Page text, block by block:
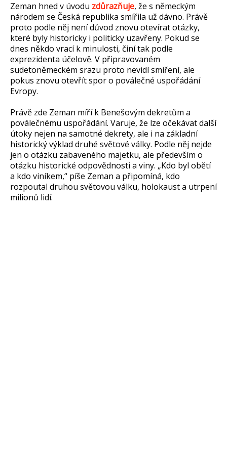
Zeman hned v úvodu zdůrazňuje, že s německým
národem se Česká republika smířila už dávno. Právě
proto podle něj není důvod znovu otevírat otázky,
které byly historicky i politicky uzavřeny. Pokud se
dnes někdo vrací k minulosti, činí tak podle
exprezidenta účelově. V připravovaném
sudetoněmeckém srazu proto nevidí smíření, ale
pokus znovu otevřít spor o poválečné uspořádání
Evropy.
Právě zde Zeman míří k Benešovým dekretům a
poválečnému uspořádání. Varuje, že lze očekávat další
útoky nejen na samotné dekrety, ale i na základní
historický výklad druhé světové války. Podle něj nejde
jen o otázku zabaveného majetku, ale především o
otázku historické odpovědnosti a viny. „Kdo byl obětí
a kdo viníkem,“ píše Zeman a připomíná, kdo
rozpoutal druhou světovou válku, holokaust a utrpení
milionů lidí.